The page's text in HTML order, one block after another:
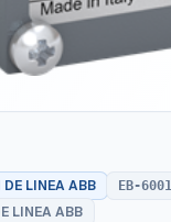
LINEA ABB EB-6001
LINEA ABB